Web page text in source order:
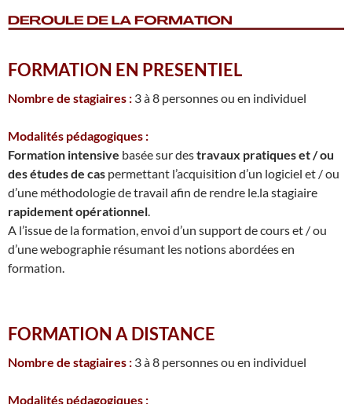
FORMATION EN PRESENTIEL
Nombre de stagiaires : 3 à 8 personnes ou en individuel
Modalités pédagogiques :
Formation intensive basée sur destravaux pratiques et / ou
des études de cas permettant l’acquisition d’un logiciel et / ou
d’une méthodologie de travail afin de rendre le.la stagiaire
rapidement opérationnel.
A l’issue de la formation, envoi d’un support de cours et / ou
d’une webographie résumant les notions abordées en
formation.
FORMATION A DISTANCE
Nombre de stagiaires : 3 à 8 personnes ou en individuel
Modalités pédagogiques :